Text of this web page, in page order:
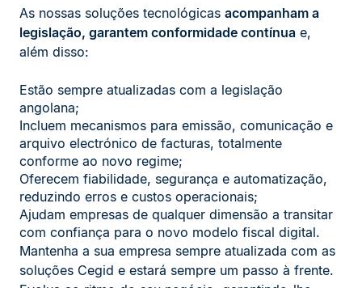
As nossas soluções tecnológicas acompanham a
legislação, garantem conformidade contínua e,
além disso:
Estão sempre atualizadas com a legislação
angolana;
Incluem mecanismos para emissão, comunicação e
arquivo electrónico de facturas, totalmente
conforme ao novo regime;
Oferecem fiabilidade, segurança e automatização,
reduzindo erros e custos operacionais;
Ajudam empresas de qualquer dimensão a transitar
com confiança para o novo modelo fiscal digital.
Mantenha a sua empresa sempre atualizada com as
soluções Cegid e estará sempre um passo à frente.